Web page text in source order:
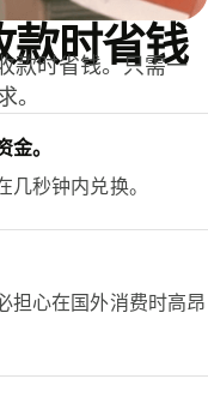
款时省钱
款时省钱。只需一
。
。
秒钟内兑换。
担心在国外消费时高昂